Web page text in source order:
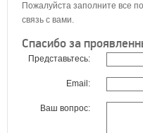
Пожалуйста заполните все
связь с вами.
Спасибо за
Представьтесь:
Email:
Ваш вопрос: